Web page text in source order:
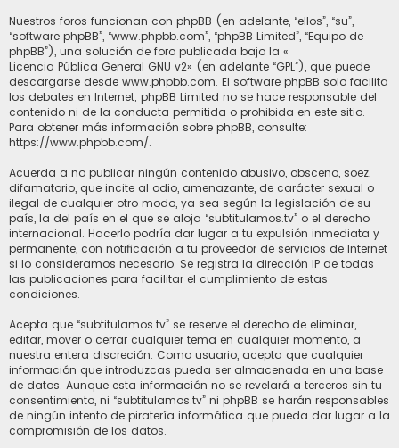
Nuestros foros funcionan con phpBB (en adelante, “ellos”, “su”,
“software phpBB”, “www.phpbb.com”, “phpBB Limited”, “Equipo de
phpBB”), una solución de foro publicada bajo la «
Licencia Pública General GNU v2» (en adelante “GPL”), que puede
descargarse desde www.phpbb.com. El software phpBB solo facilita
los debates en Internet; phpBB Limited no se hace responsable del
contenido ni de la conducta permitida o prohibida en este sitio.
Para obtener más información sobre phpBB, consulte:
https://www.phpbb.com/.
Acuerda a no publicar ningún contenido abusivo, obsceno, soez,
difamatorio, que incite al odio, amenazante, de carácter sexual o
ilegal de cualquier otro modo, ya sea según la legislación de su
país, la del país en el que se aloja “subtitulamos.tv” o el derecho
internacional. Hacerlo podría dar lugar a tu expulsión inmediata y
permanente, con notificación a tu proveedor de servicios de Internet
si lo consideramos necesario. Se registra la dirección IP de todas
las publicaciones para facilitar el cumplimiento de estas
condiciones.
Acepta que “subtitulamos.tv” se reserve el derecho de eliminar,
editar, mover o cerrar cualquier tema en cualquier momento, a
nuestra entera discreción. Como usuario, acepta que cualquier
información que introduzcas pueda ser almacenada en una base
de datos. Aunque esta información no se revelará a terceros sin tu
consentimiento, ni “subtitulamos.tv” ni phpBB se harán responsables
de ningún intento de piratería informática que pueda dar lugar a la
compromisión de los datos.